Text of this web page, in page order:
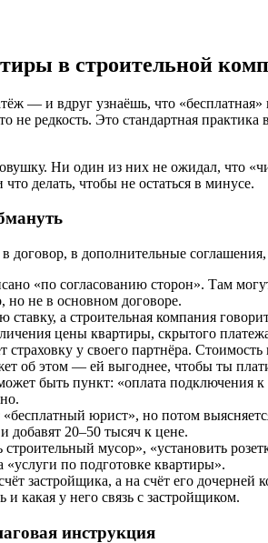
в строительной
— и вдруг узнаёшь, что
редкость. Это стандартная
Ни один из них не ожидал, что
делать, чтобы не остаться в минусе.
в дополнительные
«по согласованию сторон». Там
не в основном договоре.
ставку, а строительная компания
цены квартиры, скрытого
страховку у своего партнёра.
об этом — ей выгоднее, чтобы ты
быть пункт: «оплата подключения к
юрист», но потом
добавят 20–50 тысяч к цене.
мусор», «установить
«услуги по подготовке квартиры».
застройщика, а на счёт его
какая у него связь с застройщиком.
инструкция